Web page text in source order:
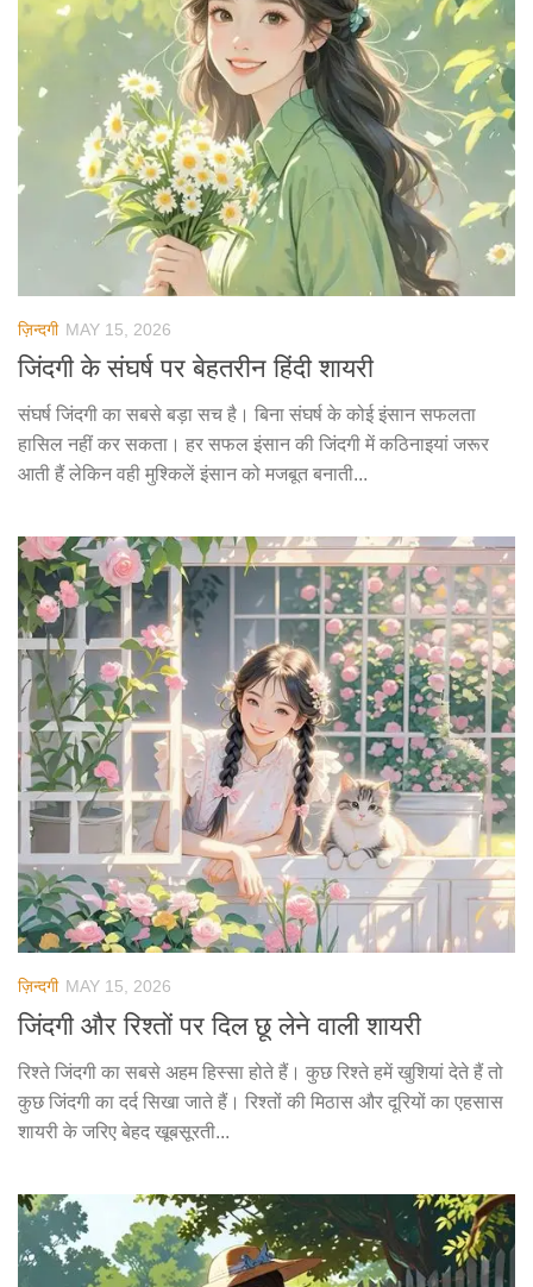
ज़िन्दगी MAY 15, 2026
जिंदगी के संघर्ष पर बेहतरीन हिंदी शायरी
संघर्ष जिंदगी का सबसे बड़ा सच है। बिना संघर्ष के कोई इंसान सफलता
हासिल नहीं कर सकता। हर सफल इंसान की जिंदगी में कठिनाइयां जरूर
आती हैं लेकिन वही मुश्किलें इंसान को मजबूत बनाती...
ज़िन्दगी MAY 15, 2026
जिंदगी और रिश्तों पर दिल छू लेने वाली शायरी
रिश्ते जिंदगी का सबसे अहम हिस्सा होते हैं। कुछ रिश्ते हमें खुशियां देते हैं तो
कुछ जिंदगी का दर्द सिखा जाते हैं। रिश्तों की मिठास और दूरियों का एहसास
शायरी के जरिए बेहद खूबसूरती...